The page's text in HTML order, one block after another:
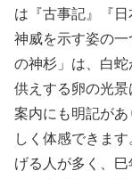
は『古事記』『
神威を示す姿の一
の神杉」は、白
供えする卵の光
案内にも明記が
しく体感できま
げる人が多く、巳